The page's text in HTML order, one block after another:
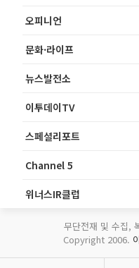
오피니언
문화·라이프
뉴스발전소
이투데이TV
스페셜리포트
Channel 5
위너스IR클럽
무단전재 및 수집,
Copyright 2006.